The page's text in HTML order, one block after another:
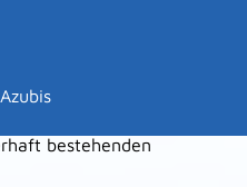
ungenügender
oder Verletzungen der
Fingerabdrücke
wenn dies
bestehenden